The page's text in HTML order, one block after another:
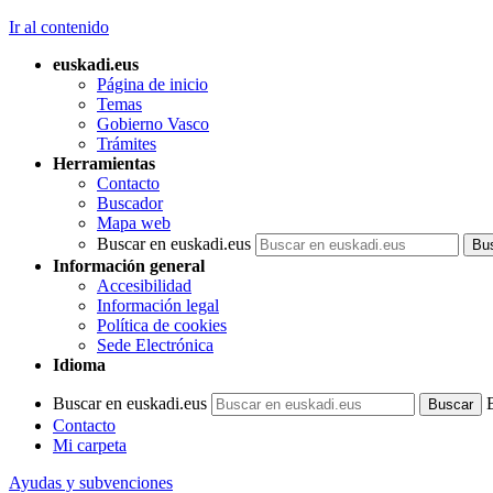
Ir al contenido
euskadi.eus
Página de inicio
Temas
Gobierno Vasco
Trámites
Herramientas
Contacto
Buscador
Mapa web
Buscar en euskadi.eus
Información general
Accesibilidad
Información legal
Política de cookies
Sede Electrónica
Idioma
Buscar en euskadi.eus
Contacto
Mi carpeta
Ayudas y subvenciones